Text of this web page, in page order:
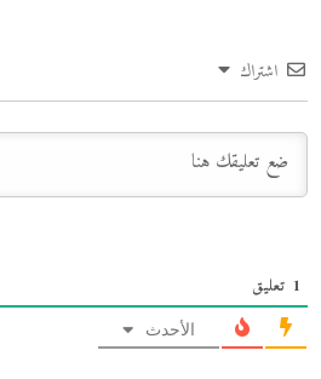
اشتراك
1 تعليق
الأحدث